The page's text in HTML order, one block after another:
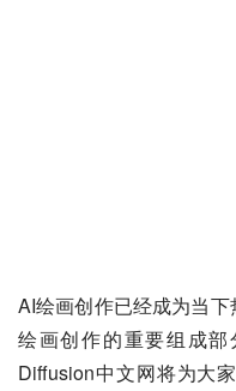
AI绘画创作已经成为当
绘画创作的重要组成
Diffusion中文网将为大